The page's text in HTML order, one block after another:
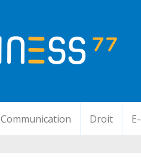
Communication Droit